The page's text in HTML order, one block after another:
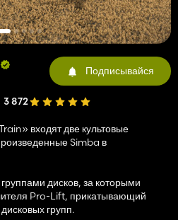
Подписывайся
3 872
входят две культовые
Simba в
дисков, за которыми
Pro-Lift, прикатывающий
групп.